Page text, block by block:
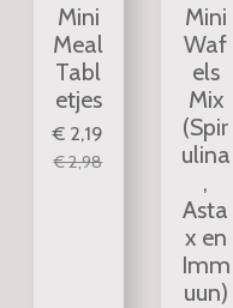
Mini
Meal
Tabl
etjes
€ 2,19
€ 2,98
Mini
Waf
els
Mix
(Spir
ulina
,
Asta
x en
Imm
uun)